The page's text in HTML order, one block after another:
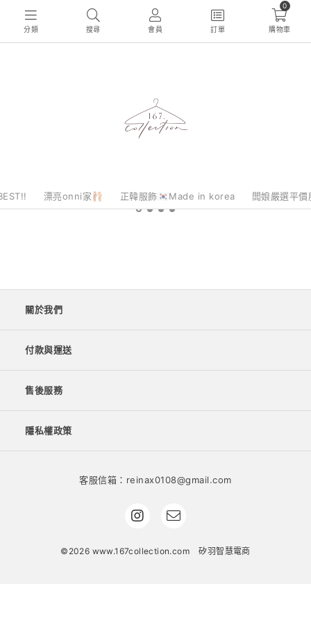
分類 搜尋 會員 訂單
0
購物車
漂亮onni家🩰 正韓服飾🇰🇷Made in korea 闆娘嚴選平價
關於我們
付款與運送
售後服務
隱私權政策
客服信箱：reinax0108@gmail.com
©2026 www.167collection.com 矽羽智慧電商